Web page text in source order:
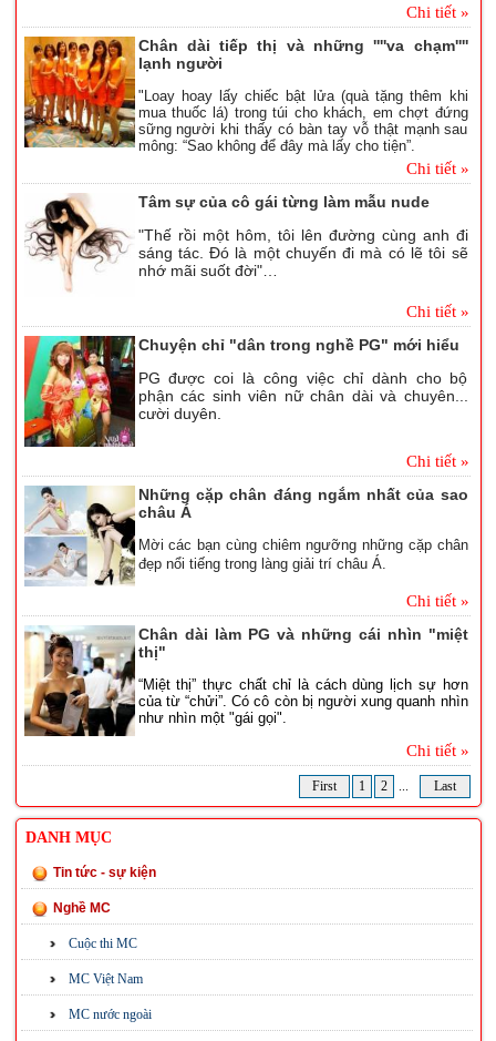
Chi tiết »
Chân dài tiếp thị và những ''''va chạm''''
lạnh người
"Loay hoay lấy chiếc bật lửa (quà tặng thêm khi
mua thuốc lá) trong túi cho khách, em chợt đứng
sững người khi thấy có bàn tay vỗ thật mạnh sau
mông: “Sao không để đây mà lấy cho tiện”.
Chi tiết »
Tâm sự của cô gái từng làm mẫu nude
"Thế rồi một hôm, tôi lên đường cùng anh đi
sáng tác. Đó là một chuyến đi mà có lẽ tôi sẽ
nhớ mãi suốt đời"…
Chi tiết »
Chuyện chỉ "dân trong nghề PG" mới hiểu
PG được coi là công việc chỉ dành cho bộ
phận các sinh viên nữ chân dài và chuyên...
cười duyên.
Chi tiết »
Những cặp chân đáng ngắm nhất của sao
châu Á
Mời các bạn cùng chiêm ngưỡng những cặp chân
đẹp nổi tiếng trong làng giải trí châu Á.
Chi tiết »
Chân dài làm PG và những cái nhìn "miệt
thị"
“Miệt thị” thực chất chỉ là cách dùng lịch sự hơn
của từ “chửi”. Có cô còn bị người xung quanh nhìn
như nhìn một "gái gọi".
Chi tiết »
First 1 2 ... Last
DANH MỤC
Tin tức - sự kiện
Nghề MC
Cuộc thi MC
MC Việt Nam
MC nước ngoài